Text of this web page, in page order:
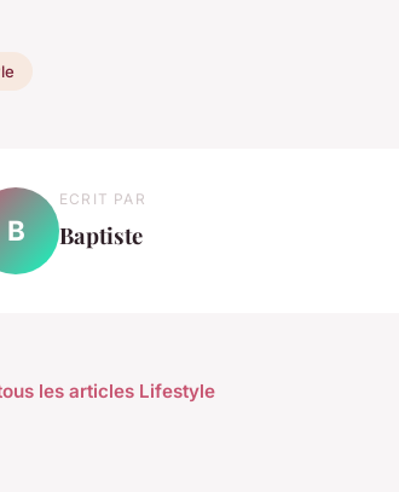
B
ECRIT PAR
Baptiste
les articles Lifestyle